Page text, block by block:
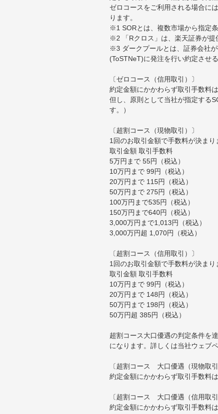
ゼロコースをご利用される場合に
ります。
※1 SORとは、複数市場から指定
※2 「Rクロス」は、楽天証券が
※3 ダークプールとは、証券会社
(ToSTNeT)に発注を行い約定させ
〔ゼロコース（信用取引）〕
約定金額にかかわらず取引手数料
但し、原則として当社が指定する
す。）
〔超割コース（現物取引）〕
1回のお取引金額で手数料が決まり
取引金額 取引手数料
5万円まで 55円（税込）
10万円まで 99円（税込）
20万円まで 115円（税込）
50万円まで 275円（税込）
100万円まで535円（税込）
150万円まで640円（税込）
3,000万円まで1,013円（税込）
3,000万円超 1,070円（税込）
〔超割コース（信用取引）〕
1回のお取引金額で手数料が決まり
取引金額 取引手数料
10万円まで 99円（税込）
20万円まで 148円（税込）
50万円まで 198円（税込）
50万円超 385円（税込）
超割コース大口優遇の判定条件を
になります。詳しくは当社ウェブ
〔超割コース 大口優遇（現物取
約定金額にかかわらず取引手数料
〔超割コース 大口優遇（信用取
約定金額にかかわらず取引手数料